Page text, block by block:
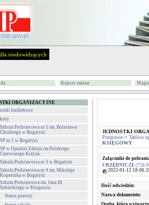
niedowidzących
Rejestr zmian
ORGANIZACYJNE
budżetowe
Szkoła Podstawowa nr 5 im. Bolesława
Chrobrego w Bogatyni
SP nr 1 w Bogatyni
SP w Opolnie Zdroju im.Polskiego
Czerwonego Krzyża
Szkoła Podstawowa nr 3 w Bogatyni
Szkoła Podstawowa nr 4 im. Mikołaja
Kopernika w Bogatyni
Szkoła Podstawowa im. Jana III
Sobieskiego w Porajowie
Status prawny
JEDNOSTKI
Porajowie > Tablica
KSIĘGOWY
Załączniki do
URZĘDNICZE
2022-01-12
Ilość odwiedzin:
Nazwa dokumentu:
Osoba, która